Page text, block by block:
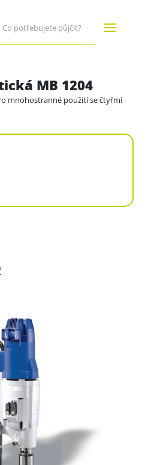
MB 1204
mnohostranné použití se čtyřmi